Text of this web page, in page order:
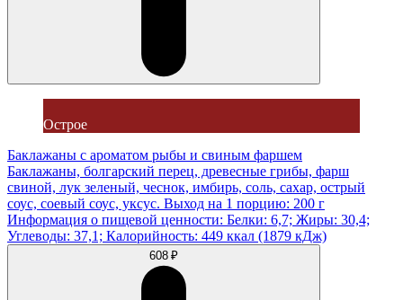
Острое
Баклажаны с ароматом рыбы и свиным фаршем
Баклажаны, болгарский перец, древесные грибы, фарш
свиной, лук зеленый, чеснок, имбирь, соль, сахар, острый
соус, соевый соус, уксус. Выход на 1 порцию: 200 г
Информация о пищевой ценности: Белки: 6,7; Жиры: 30,4;
Углеводы: 37,1; Калорийность: 449 ккал (1879 кДж)
608 ₽